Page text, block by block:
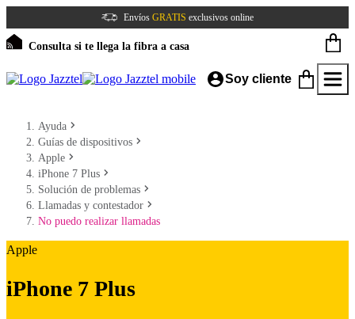
Envíos GRATIS exclusivos online
Consulta si te llega la fibra a casa
Soy cliente
Ayuda
Guías de dispositivos
Apple
iPhone 7 Plus
Solución de problemas
Llamadas y contestador
No puedo realizar llamadas
Apple
iPhone 7 Plus